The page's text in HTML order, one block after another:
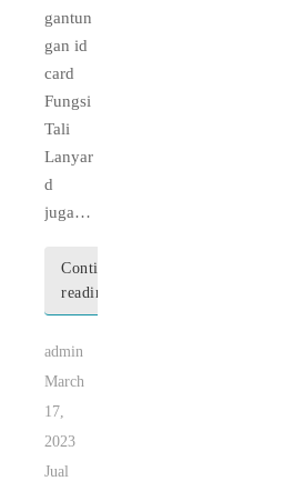
gantun
gan id
card
Fungsi
Tali
Lanyar
d
juga…
Continue
reading
admin
March
17,
2023
Jual